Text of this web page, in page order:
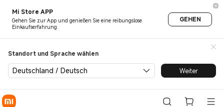
Mi Store APP
Gehen Sie zur App und genießen Sie eine reibungslose
Einkaufserfahrung.
GEHEN
Standort und Sprache wählen
Deutschland / Deutsch Weiter